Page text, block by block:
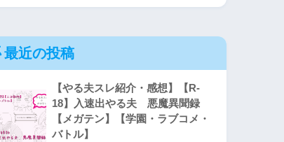
最近の投稿
【やる夫スレ紹介・感想】【R-
18】入速出やる夫 悪魔異聞録
【メガテン】【学園・ラブコメ・
バトル】